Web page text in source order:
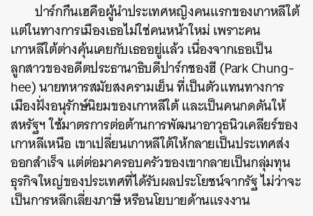
ปาร์กกึนเฮคือผู้นำประเทศหญิงคนแรกของเกาหลีใต้
แต่ในทางการเมืองเธอไม่ใช่คนหน้าใหม่ เพราะคน
เกาหลีใต้ต่างคุ้นเคยกับเธออยู่แล้ว เนื่องจากเธอเป็น
ลูกสาวของอดีตประธานาธิบดีปาร์กชองฮี (Park Chung-
hee) นายทหารสมัยสงครามเย็น ที่เป็นตัวแทนทางการ
เมืองฝั่งอนุรักษ์นิยมของเกาหลีใต้ และเป็นคนกดดันให้
สหรัฐฯ ใช้มาตรการต่อต้านการพัฒนาอาวุธนิวเคลียร์ของ
เกาหลีเหนือ เขาเปลี่ยนเกาหลีใต้ให้กลายเป็นประเทศส่ง
ออกสำเร็จ แต่ต่อมาครอบครัวของเขากลายเป็นกลุ่มทุน
ธุรกิจใหญ่ของประเทศที่ได้รับผลประโยชน์จากรัฐ ไม่ว่าจะ
เป็นการหลีกเลี่ยงภาษี หรือนโยบายด้านแรงงาน